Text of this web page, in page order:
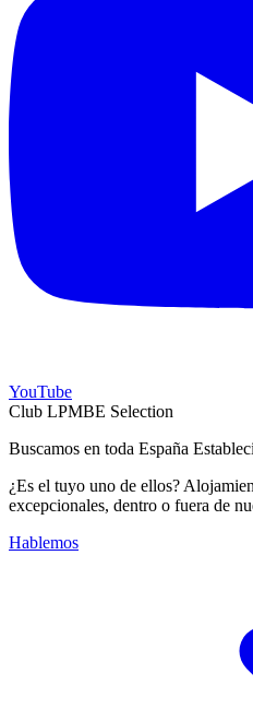
YouTube
Club LPMBE Selection
Buscamos en toda España
¿Es el tuyo uno de ellos?
excepcionales, dentro o fuera de
Hablemos